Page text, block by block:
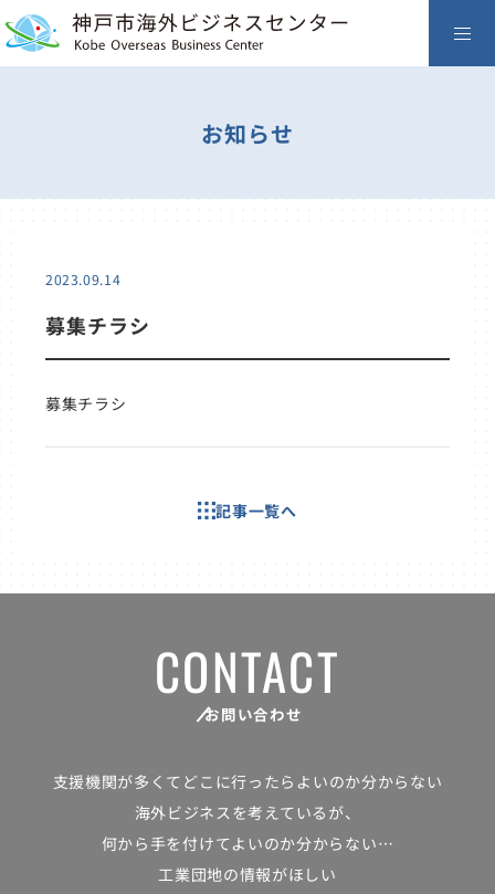
お知らせ
2023.09.14
募集チラシ
募集チラシ
記事一覧へ
CONTACT
お問い合わせ
支援機関が多くて どこに行ったらよいのか分からない
海外ビジネスを考えているが、
何から手を付けてよいのか分からない…
工業団地の情報がほしい